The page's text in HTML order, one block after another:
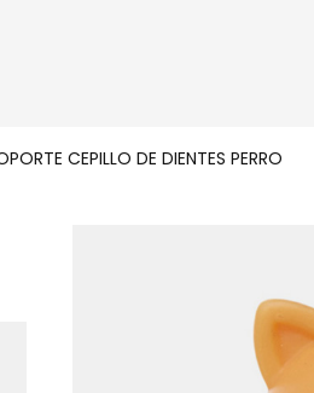
CEPILLO DE DIENTES PERRO